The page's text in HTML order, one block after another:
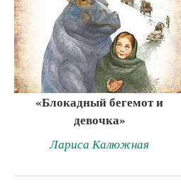
«Блокадный бегемот и
девочка»
Лариса Калюжная